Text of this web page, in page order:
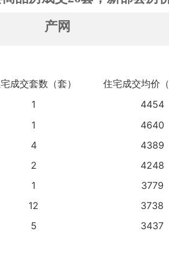
产网
成交套数（套）
住宅成交均价（
1
4454
1
4640
4
4389
2
4248
1
3779
12
3738
5 3437